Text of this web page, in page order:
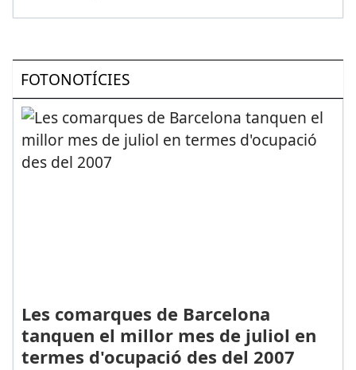
FOTONOTÍCIES
Les comarques de Barcelona
tanquen el millor mes de juliol en
termes d'ocupació des del 2007